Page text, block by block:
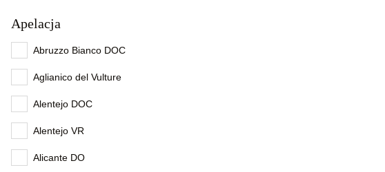
Apelacja
Abruzzo Bianco DOC
Aglianico del Vulture
Alentejo DOC
Alentejo VR
Alicante DO